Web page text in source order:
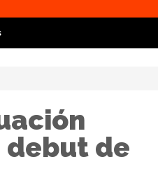
debut de